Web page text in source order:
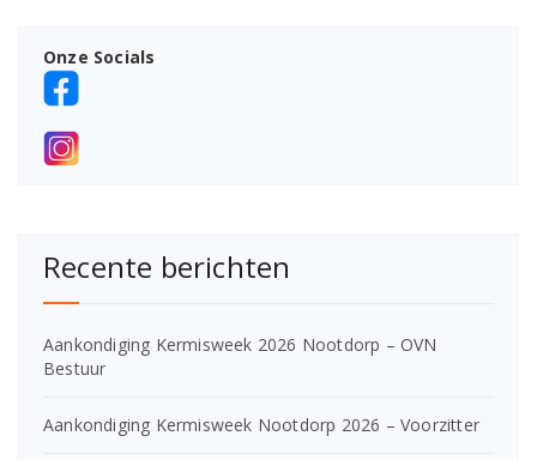
Onze Socials
Recente berichten
Aankondiging Kermisweek 2026 Nootdorp – OVN
Bestuur
Aankondiging Kermisweek Nootdorp 2026 – Voorzitter